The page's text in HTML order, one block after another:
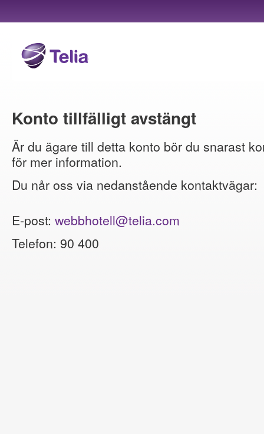
Konto tillfälligt avstängt
Är du ägare till detta konto bör du snarast
för mer information.
Du når oss via nedanstående kontaktvägar:
E-post: webbhotell@telia.com
Telefon: 90 400